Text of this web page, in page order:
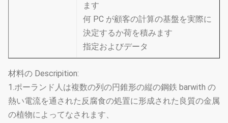
ます
何 PC が顧客の計算の基盤を実際に
決定するか荷を積みます
指定およびデータ
材料の Descripition:
1.ポーランド人は複数の列の円錐形の縦の鋼鉄 barwith の
熱い電流を通された反腐食の処置に形成された良質の金属
の植物によってなされます、